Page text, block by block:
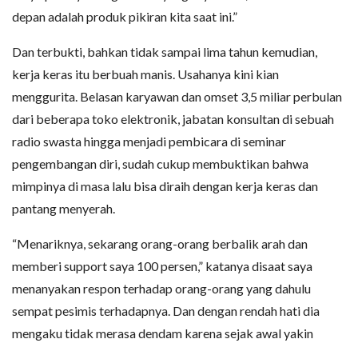
depan adalah produk pikiran kita saat ini.”
Dan terbukti, bahkan tidak sampai lima tahun kemudian,
kerja keras itu berbuah manis. Usahanya kini kian
menggurita. Belasan karyawan dan omset 3,5 miliar perbulan
dari beberapa toko elektronik, jabatan konsultan di sebuah
radio swasta hingga menjadi pembicara di seminar
pengembangan diri, sudah cukup membuktikan bahwa
mimpinya di masa lalu bisa diraih dengan kerja keras dan
pantang menyerah.
“Menariknya, sekarang orang-orang berbalik arah dan
memberi support saya 100 persen,” katanya disaat saya
menanyakan respon terhadap orang-orang yang dahulu
sempat pesimis terhadapnya. Dan dengan rendah hati dia
mengaku tidak merasa dendam karena sejak awal yakin